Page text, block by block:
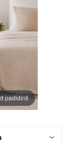
padidinti